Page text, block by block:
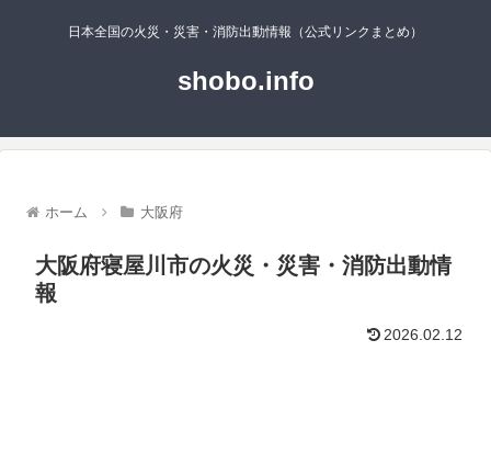
日本全国の火災・災害・消防出動情報（公式リンクまとめ）
shobo.info
ホーム 大阪府
大阪府寝屋川市の火災・災害・消防出動情
報
2026.02.12